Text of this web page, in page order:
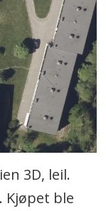
3D, leil.
Kjøpet ble